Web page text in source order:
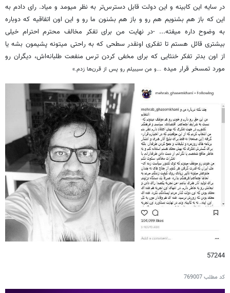
در سايه اين كابينه و اين دولت قابل دسترس‌تر به نظر ميومد و مياد. راى دادم به
اين كه باز هم بشنويم هم رو و باز هم بشنون ما رو و اين اون اتفاقيه كه دوباره
به وضوح داره ميفته... -در نهايت من براى تفكر مخالف محترم احترام خيلى
بيشترى قائل هستم تا تفكرى اونقدر سطحى كه به راحتى ميتونه پشيمون بشه يا
از اون بدتر تفكر خنثايى كه براى مخفى كردن ترس منفعت طلبانه‌اش، ديگران رو
مورد تمسخر قرار ميده ...و من سيبيلم رو پس از قرن‌ها زدم.»
57244
کد مطلب769007